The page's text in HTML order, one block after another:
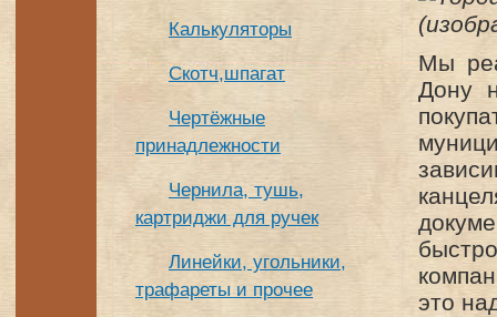
Калькуляторы
Скотч,шпагат
Чертёжные
принадлежности
Чернила, тушь,
картриджи для ручек
Линейки, угольники,
трафареты и прочее
Мы
Дону
это